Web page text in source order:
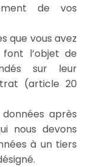
de vos
que vous avez
font l’objet de
sur leur
(article 20
après
nous devons
à un tiers